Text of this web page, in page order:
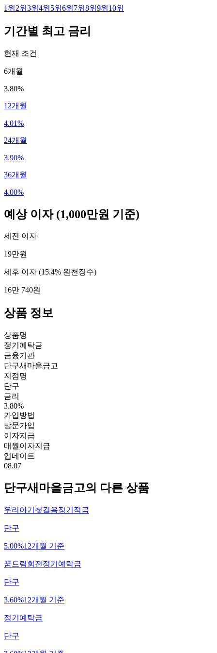
1 위 2위 3위 4위 5위 6위 7위 8위 9위 10위
기간별 최고 금리
현재 조건
6개월
3.80%
12개월
4.01%
24개월
3.90%
36개월
4.00%
예상 이자 (1,000만원 기준)
세전 이자
19만원
세후 이자 (15.4% 원천징수)
16만 740원
상품 정보
상품명
정기예탁금
금융기관
단구새마을금고
지점명
단구
금리
3.80%
가입방법
방문가입
이자지급
매월이자지급
업데이트
08.07
단구새마을금고의 다른 상품
우리아기첫걸음정기적금
단구
5.00%12개월 기준
꿈드림회전정기예탁금
단구
3.60%12개월 기준
정기예탁금
단구